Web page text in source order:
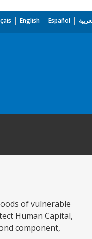
English Español
of vulnerable
Human Capital,
component,